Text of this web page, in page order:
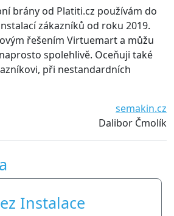
od Platiti.cz používám do
zákazníků od roku 2019.
Virtuemart a můžu
spolehlivě. Oceňuji také
při nestandardních
semakin.cz
Dalibor Čmolík
S
jsou
všem
Instalace